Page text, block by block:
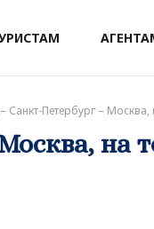
Санкт-Петербург –
на